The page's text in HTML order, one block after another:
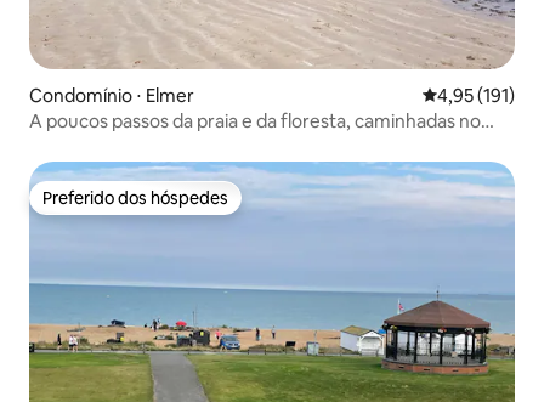
Condomínio ⋅ Elmer 4,95 de uma
4,95 (191)
A poucos passos da praia e da floresta, caminhadas no
Preferido dos hóspedes
Preferido dos hóspedes